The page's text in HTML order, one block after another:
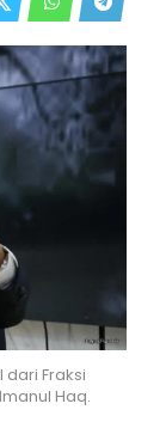
dari Fraksi
Haq.